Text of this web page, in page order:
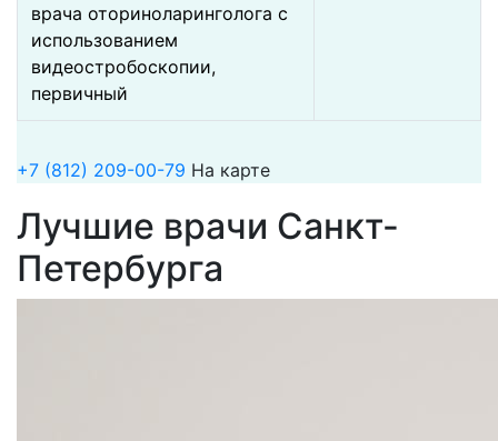
врача оториноларинголога с
использованием
видеостробоскопии,
первичный
+7 (812) 209-00-79 На карте
Лучшие врачи Санкт-
Петербурга